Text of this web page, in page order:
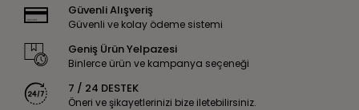
Güvenli Alışveriş
Güvenli ve kolay ödeme sistemi
Geniş Ürün Yelpazesi
Binlerce ürün ve kampanya seçeneği
7 / 24 DESTEK
Öneri ve şikayetlerinizi bize iletebilirsiniz.